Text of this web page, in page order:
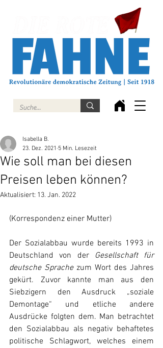
Wie soll man bei diesen
Preisen leben können?
Isabella B.
23. Dez. 2021 5 Min. Lesezeit
Aktualisiert: 13. Jan. 2022
(Korrespondenz einer Mutter)
Der Sozialabbau wurde bereits 1993 in
Deutschland von der
Gesellschaft für
deutsche Sprache zum Wort des Jahres
gekürt. Zuvor kannte man aus den
Siebzigern den Ausdruck „soziale
Demontage“ und etliche andere
Ausdrücke folgten dem. Man betrachtet
den Sozialabbau als negativ behaftetes
politische Schlagwort, welches einem